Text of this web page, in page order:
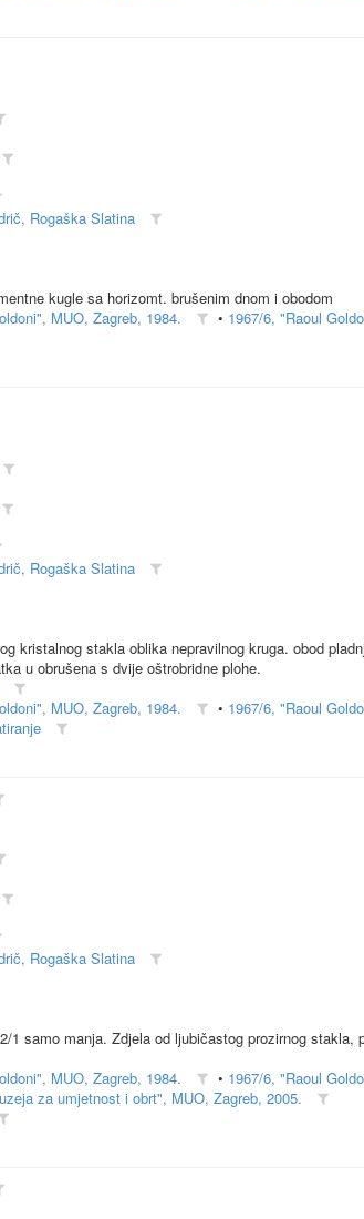
Rogaška Slatina
kugle sa horizomt. brušenim dnom i obodom
MUO, Zagreb, 1984. • 1967/6, "Raoul
Rogaška Slatina
kristalnog stakla oblika nepravilnog kruga. obod
u obrušena s dvije oštrobridne plohe.
MUO, Zagreb, 1984. • 1967/6, "Raoul
Rogaška Slatina
1 samo manja. Zdjela od ljubičastog prozirnog
MUO, Zagreb, 1984. • 1967/6, "Raoul
za umjetnost i obrt", MUO, Zagreb, 2005.